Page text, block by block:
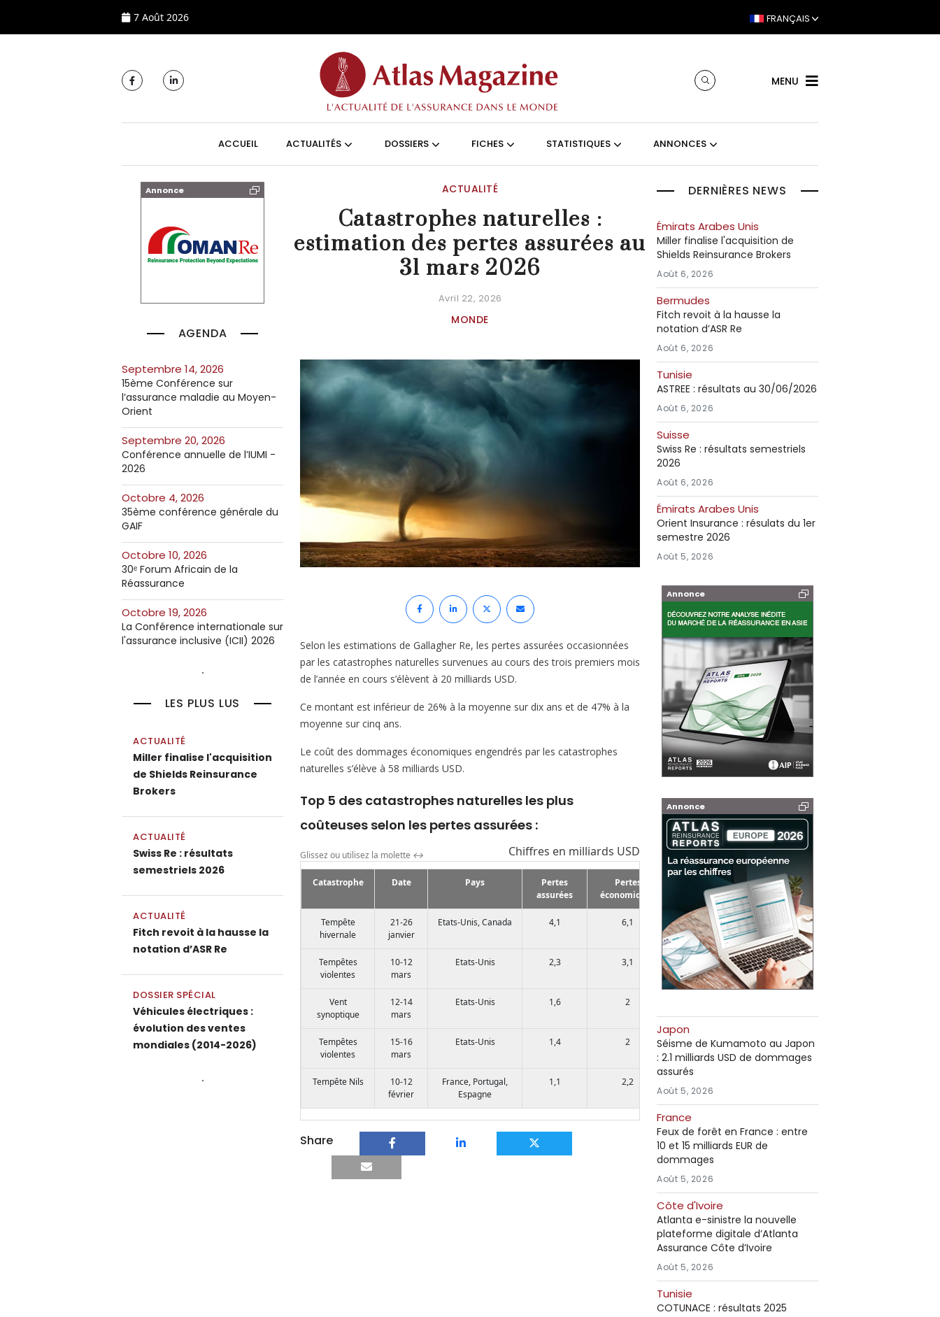
7 Août 2026 FRANÇAIS
MENU
ACCUEIL ACTUALITÉS DOSSIERS FICHES STATISTIQUES ANNONCES
Annonce
AGENDA
septembre 14, 2026
15ème Conférence sur
l’assurance maladie au Moyen-
Orient
septembre 20, 2026
Conférence annuelle de l’IUMI -
2026
octobre 4, 2026
35ème conférence générale du
GAIF
octobre 10, 2026
30ᵉ Forum Africain de la
Réassurance
octobre 19, 2026
La Conférence internationale sur
l'assurance inclusive (ICII) 2026
LES PLUS LUS
ACTUALITÉ
Miller finalise l'acquisition
de Shields Reinsurance
Brokers
ACTUALITÉ
Swiss Re : résultats
semestriels 2026
ACTUALITÉ
Fitch revoit à la hausse la
notation d’ASR Re
DOSSIER SPÉCIAL
Véhicules électriques :
évolution des ventes
mondiales (2014-2026)
ACTUALITÉ
Catastrophes naturelles :
estimation des pertes assurées au
31 mars 2026
Avril 22, 2026
MONDE
Selon les estimations de Gallagher Re, les pertes assurées occasionnées
par les catastrophes naturelles survenues au cours des trois premiers mois
de l’année en cours s’élèvent à 20 milliards USD.
Ce montant est inférieur de 26% à la moyenne sur dix ans et de 47% à la
moyenne sur cinq ans.
Le coût des dommages économiques engendrés par les catastrophes
naturelles s’élève à 58 milliards USD.
Top 5 des catastrophes naturelles les plus
coûteuses selon les pertes assurées :
Chiffres en milliards USD
Glissez ou utilisez la molette ↔
Catastrophe Date Pays
Pertes
assurées
Pertes
économiques
Tempête
hivernale
21-26
janvier
Etats-Unis, Canada 4,1 6,1
Tempêtes
violentes
10-12
mars
Etats-Unis 2,3 3,1
Vent
synoptique
12-14
mars
Etats-Unis 1,6 2
Tempêtes
violentes
15-16
mars
Etats-Unis 1,4 2
Tempête Nils
10-12
février
France, Portugal,
Espagne
1,1 2,2
Share
DERNIÈRES NEWS
Émirats Arabes Unis
Miller finalise l'acquisition de
Shields Reinsurance Brokers
Août 6, 2026
Bermudes
Fitch revoit à la hausse la
notation d’ASR Re
Août 6, 2026
Tunisie
ASTREE : résultats au 30/06/2026
Août 6, 2026
Suisse
Swiss Re : résultats semestriels
2026
Août 6, 2026
Émirats Arabes Unis
Orient Insurance : résulats du 1er
semestre 2026
Août 5, 2026
Annonce
Annonce
Japon
Séisme de Kumamoto au Japon
: 2.1 milliards USD de dommages
assurés
Août 5, 2026
France
Feux de forêt en France : entre
10 et 15 milliards EUR de
dommages
Août 5, 2026
Côte d'Ivoire
Atlanta e-sinistre la nouvelle
plateforme digitale d’Atlanta
Assurance Côte d’Ivoire
Août 5, 2026
Tunisie
COTUNACE : résultats 2025